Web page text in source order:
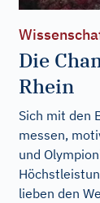
Die
Rhein
Sich mit den
messen,
und
lieben den